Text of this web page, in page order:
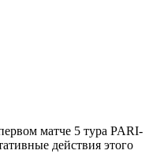
матче 5 тура PARI-
действия этого